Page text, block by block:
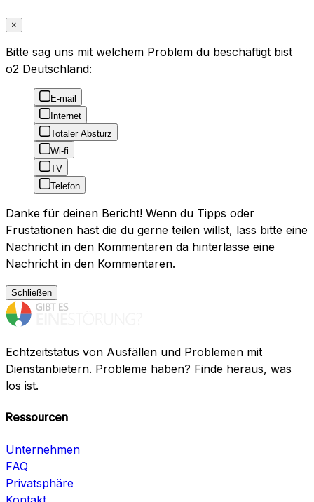
×
Bitte sag uns mit welchem Problem du beschäftigt bist
o2 Deutschland:
E-mail
Internet
Totaler Absturz
Wi-fi
TV
Telefon
Danke für deinen Bericht! Wenn du Tipps oder
Frustationen hast die du gerne teilen willst, lass bitte eine
Nachricht in den Kommentaren da hinterlasse eine
Nachricht in den Kommentaren.
Schließen
Echtzeitstatus von Ausfällen und Problemen mit
Dienstanbietern. Probleme haben? Finde heraus, was
los ist.
Ressourcen
Unternehmen
FAQ
Privatsphäre